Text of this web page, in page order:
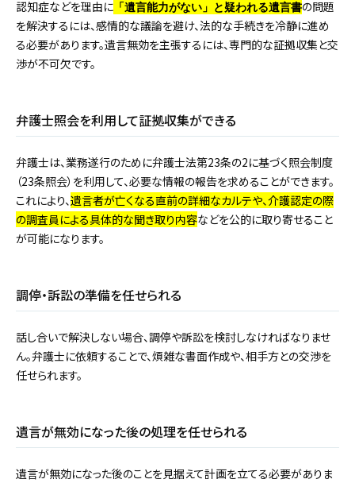
認知症などを理由に 「遺言能力がない」と疑われる遺言書の問題
を解決するには、感情的な議論を避け、法的な手続きを冷静に進め
る必要があります。遺言無効を主張するには、専門的な証拠収集と交
渉が不可欠です。
弁護士照会を利用して証拠収集ができる
弁護士は、業務遂行のために弁護士法第23条の2に基づく照会制度
（23条照会）を利用して、必要な情報の報告を求めることができます。
これにより、遺言者が亡くなる直前の詳細なカルテや、介護認定の際
の調査員による具体的な聞き取り内容などを公的に取り寄せること
が可能になります。
調停・訴訟の準備を任せられる
話し合いで解決しない場合、調停や訴訟を検討しなければなりませ
ん。弁護士に依頼することで、煩雑な書面作成や、相手方との交渉を
任せられます。
遺言が無効になった後の処理を任せられる
遺言が無効になった後のことを見据えて計画を立てる必要がありま